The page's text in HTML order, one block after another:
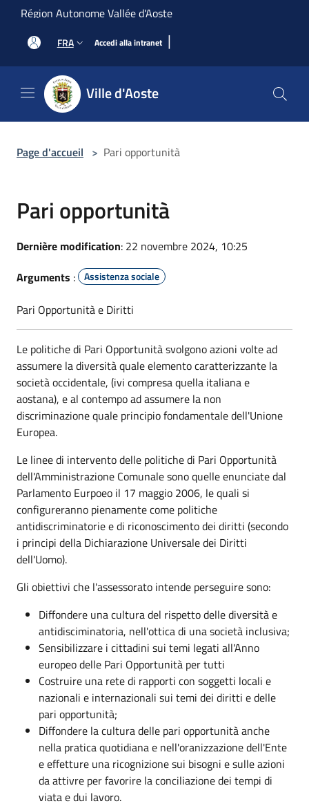
Salta al contenuto principale
Région Autonome Vallée d'Aoste
FRA Accedi alla intranet |
Ville d'Aoste
Page d'accueil > Pari opportunità
Pari opportunità
Dernière modification: 22 novembre 2024, 10:25
Arguments : Assistenza sociale
Pari Opportunità e Diritti
Le politiche di Pari Opportunità svolgono azioni volte ad
assumere la diversità quale elemento caratterizzante la
società occidentale, (ivi compresa quella italiana e
aostana), e al contempo ad assumere la non
discriminazione quale principio fondamentale dell'Unione
Europea.
Le linee di intervento delle politiche di Pari Opportunità
dell'Amministrazione Comunale sono quelle enunciate dal
Parlamento Eurpoeo il 17 maggio 2006, le quali si
configureranno pienamente come politiche
antidiscriminatorie e di riconoscimento dei diritti (secondo
i principi della Dichiarazione Universale dei Diritti
dell'Uomo).
Gli obiettivi che l'assessorato intende perseguire sono:
Diffondere una cultura del rispetto delle diversità e
antidisciminatoria, nell'ottica di una società inclusiva;
Sensibilizzare i cittadini sui temi legati all'Anno
europeo delle Pari Opportunità per tutti
Costruire una rete di rapporti con soggetti locali e
nazionali e internazionali sui temi dei diritti e delle
pari opportunità;
Diffondere la cultura delle pari opportunità anche
nella pratica quotidiana e nell'oranizzazione dell'Ente
e effetture una ricognizione sui bisogni e sulle azioni
da attivre per favorire la conciliazione dei tempi di
viata e dui lavoro.